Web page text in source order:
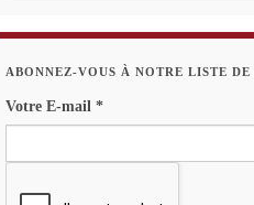
ABONNEZ-VOUS À NOTRE LISTE
Votre E-mail *